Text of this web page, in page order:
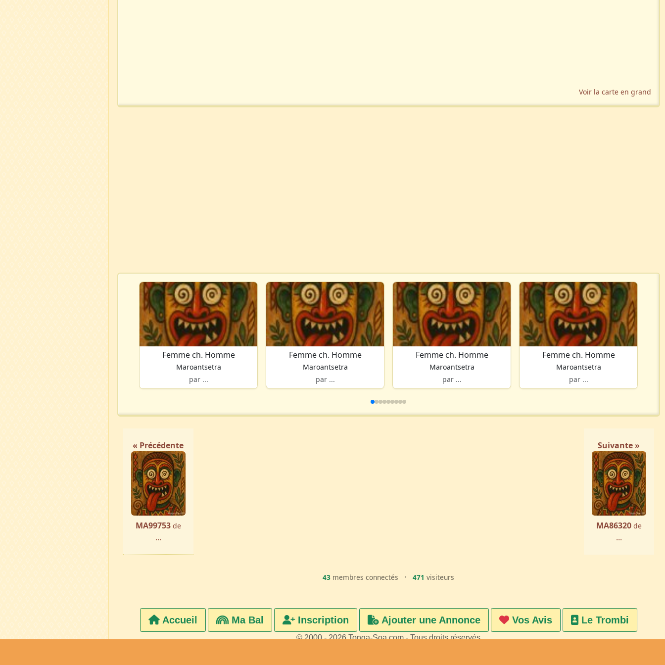
Voir la carte en grand
Femme ch. Homme
Maroantsetra
par ...
Femme ch. Homme
Maroantsetra
par ...
Femme ch. Homme
Maroantsetra
par ...
Femme ch. Homme
Maroantsetra
par ...
« Précédente
MA99753 de
...
Suivante »
MA86320 de
...
43 membres connectés • 471 visiteurs
Accueil Ma Bal Inscription Ajouter une Annonce Vos Avis Le Trombi
© 2000 - 2026 Tonga-Soa.com - Tous droits réservés